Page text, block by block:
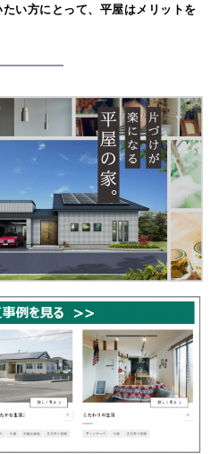
い方にとって、平屋はメリットを